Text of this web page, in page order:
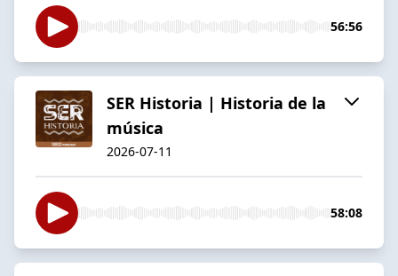
56:56
SER Historia | Historia de la
música
2026-07-11
58:08